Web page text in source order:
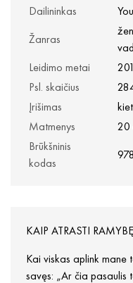
Dailininkas
Žanras
Leidimo metai
Psl. skaičius
Įrišimas
Matmenys
20
Brūkšninis
kodas
KAIP ATRASTI
Kai viskas aplink mane
savęs: „Ar čia pasaulis